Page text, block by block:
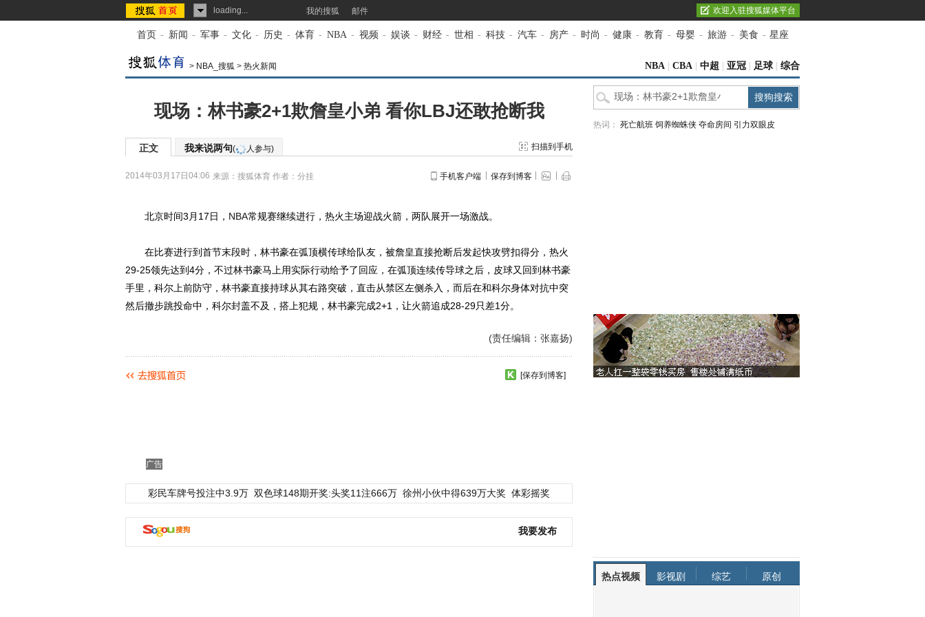
loading... 我的搜狐 邮件 欢迎入驻搜狐媒体平台
首页 - 新闻 - 军事 - 文化 - 历史 - 体育 - NBA - 视频 - 娱谈 - 财经 - 世相 - 科技 - 汽车 - 房产 - 时尚 - 健康 - 教育 - 母婴 - 旅游 - 美食 - 星座
> NBA_搜狐 > 热火新闻 NBA CBA 中超 亚冠 足球 综合
现场：林书豪2+1欺詹皇小弟 看你LBJ还敢抢断我
正文 我来说两句( 人参与) 扫描到手机
2014年03月17日04:06 来源： 搜狐体育 作者：分挂 手机客户端 保存到博客
北京时间3月17日， NBA常规赛继续进行，热火主场迎战火箭，两队展开一场激战。
在比赛进行到首节末段时，林书豪在弧顶横传球给队友，被詹皇直接抢断后发起快攻劈扣得分，热火
29-25领先达到4分，不过林书豪马上用实际行动给予了回应，在弧顶连续传导球之后，皮球又回到林书豪
手里，科尔上前防守，林书豪直接持球从其右路突破，直击从禁区左侧杀入，而后在和科尔身体对抗中突
然后撤步跳投命中，科尔封盖不及，搭上犯规，林书豪完成2+1，让火箭追成28-29只差1分。
(责任编辑：张嘉扬)
[保存到博客]
广告
彩民车牌号投注中3.9万 双色球148期开奖:头奖11注666万 徐州小伙中得639万大奖 体彩摇奖
我要发布
热词： 死亡航班 饲养蜘蛛侠 夺命房间 引力双眼皮
热点视频 影视剧 综艺 原创